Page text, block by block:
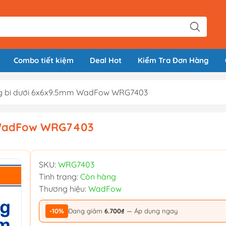
Combo tiết kiệm Deal Hot Kiểm Tra Đơn Hàng
bi dưới 6x6x9.5mm WadFow WRG7403
WRG7403
SKU: WRG7403
Tình trạng: Còn hàng
Thương hiệu: WadFow
-10% Đang giảm 6.700₫ — Áp dụng ngay